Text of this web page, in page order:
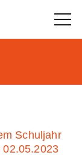
Schuljahr
02.05.2023